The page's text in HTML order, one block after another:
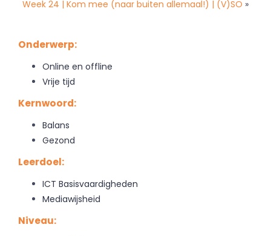
Week 24 | Kom mee (naar buiten allemaal!) | (V)SO »
Onderwerp:
Online en offline
Vrije tijd
Kernwoord:
Balans
Gezond
Leerdoel:
ICT Basisvaardigheden
Mediawijsheid
Niveau: